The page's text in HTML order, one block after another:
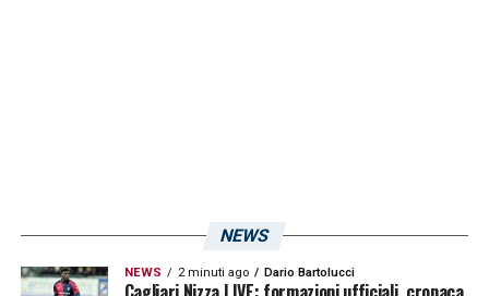
NEWS
NEWS 2 minuti ago Dario Bartolucci